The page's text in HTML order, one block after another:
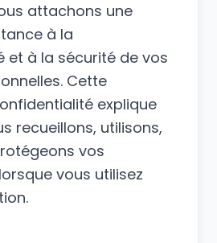
attachons une
à la
et à la sécurité de vos
Cette
explique
recueillons, utilisons,
vos
vous utilisez